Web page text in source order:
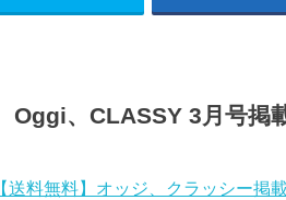
Oggi、CLASSY 3月号
【送料無料】オッジ、クラッシー掲